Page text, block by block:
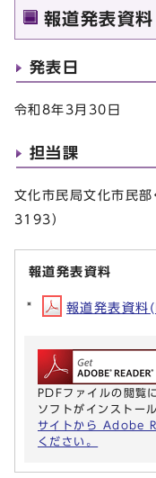
報道発表資料
発表日
令和8年3月30日
担当課
文化市民局文化市民
3193）
報道発表資料
報道発表資
PDFファイルの閲
ソフトがインストー
サイトから Adobe
ください。